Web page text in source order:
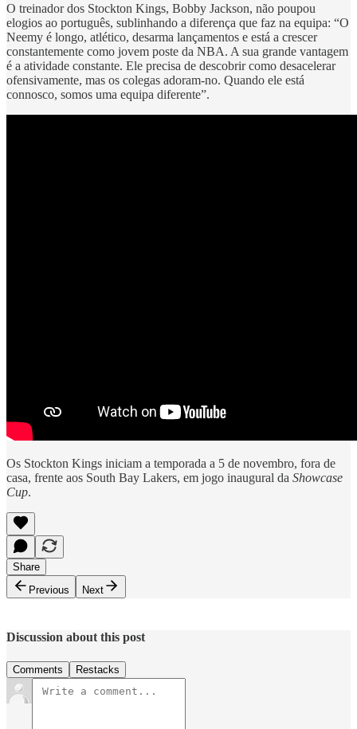
O treinador dos Stockton Kings, Bobby Jackson, não poupou
elogios ao português, sublinhando a diferença que faz na equipa: “O
Neemy é longo, atlético, desarma lançamentos e está a crescer
constantemente como jovem poste da NBA. A sua grande vantagem
é a atividade constante. Ele precisa de descobrir como desacelerar
ofensivamente, mas os colegas adoram-no. Quando ele está
connosco, somos uma equipa diferente”.
Os Stockton Kings iniciam a temporada a 5 de novembro, fora de
casa, frente aos South Bay Lakers, em jogo inaugural da Showcase
Cup.
Share
Previous
Next
Discussion about this post
Comments Restacks